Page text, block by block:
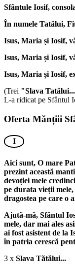
Sfântule Iosif,
În numele Tatălui,
Isus, Maria și Iosif,
Isus, Maria și Iosif,
Isus, Maria și Iosif,
(Trei "Slava
L-a ridicat pe Sfântul
Oferta Mănțiii
I
Aici sunt, O mare
prezint această
devoției mele
pe durata vieții
dragostea pe care o
Ajută-mă, Sfântul
mele, dar mai ales
ai fost asistent de la
în patria cerescă
3 x Slava Tătălui...